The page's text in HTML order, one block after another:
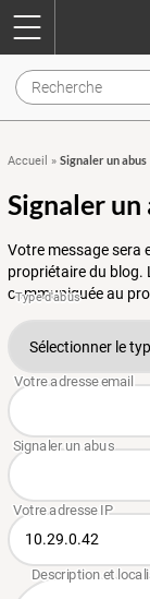
Accueil » Signaler un abus
Signaler un
Votre message sera
propriétaire du blog.
communiquée au